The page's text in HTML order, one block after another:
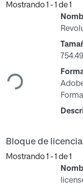
Mostrando 1 - 1 de 1
Cargando...
Bloque de
Mostrando 1 - 1 de 1